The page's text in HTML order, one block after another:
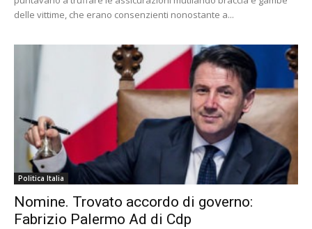
delle vittime, che erano consenzienti nonostante a...
Politica Italia
Nomine. Trovato accordo di governo:
Fabrizio Palermo Ad di Cdp